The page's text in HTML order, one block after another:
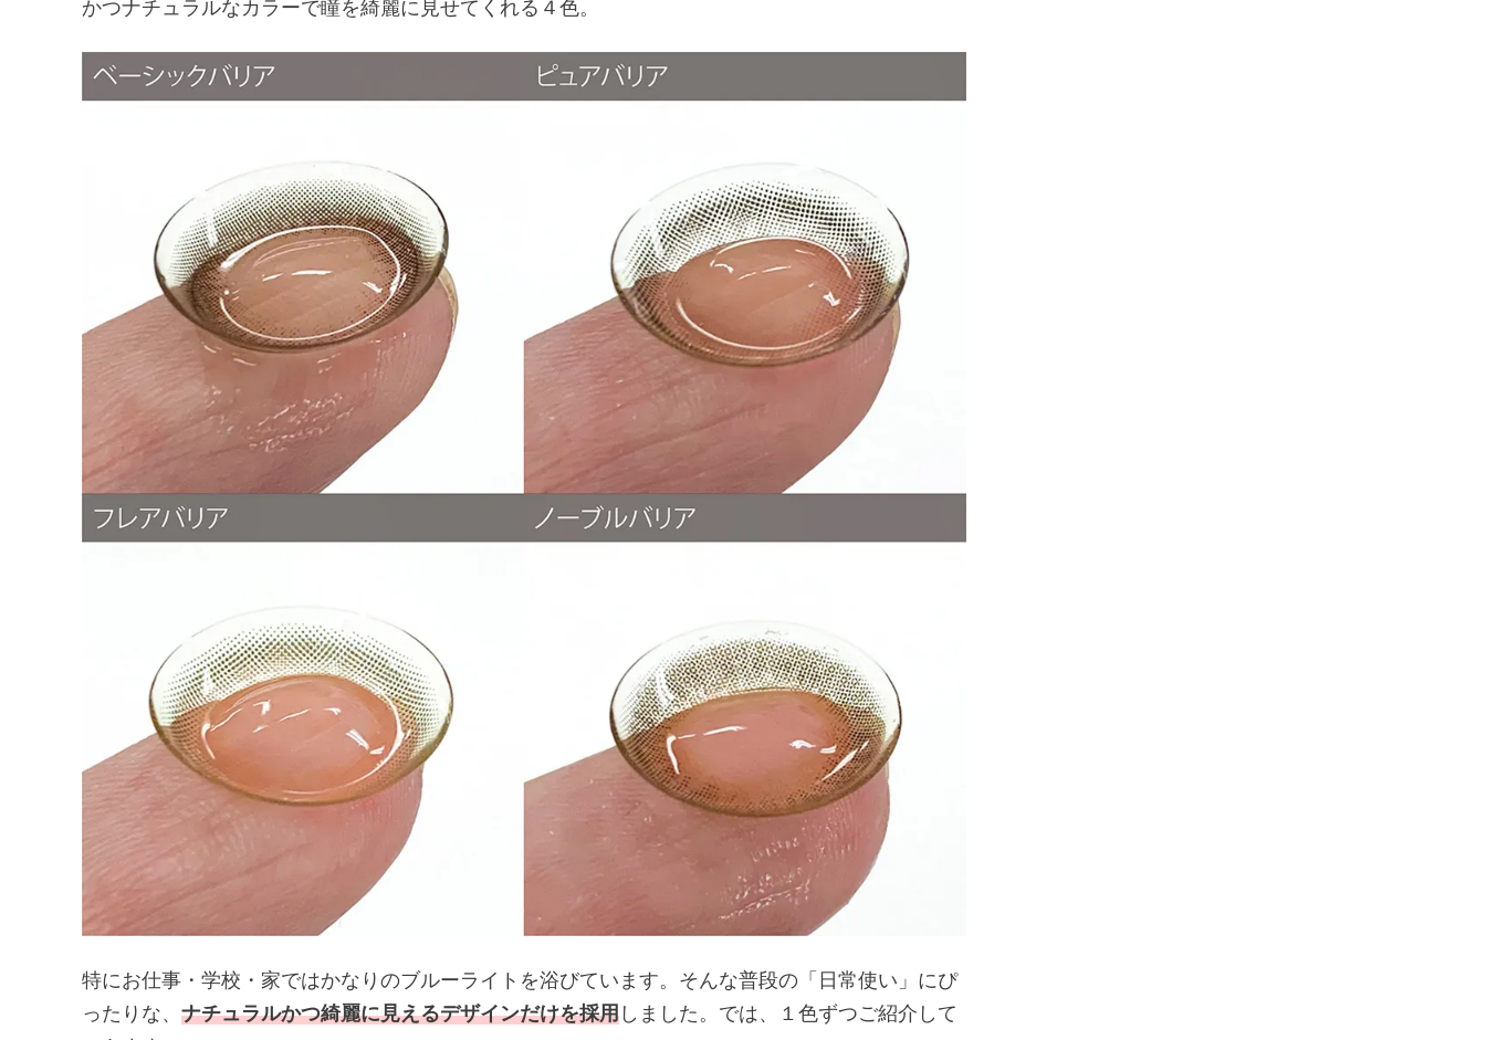
かつナチュラルなカラーで瞳を綺麗に見せてくれる４色。
特にお仕事・学校・家ではかなりのブルーライトを浴びています。そんな普段の「日常使い」にぴ
ったりな、 ナチュラルかつ綺麗に見えるデザインだけを採用 しました。では、１色ずつご紹介して